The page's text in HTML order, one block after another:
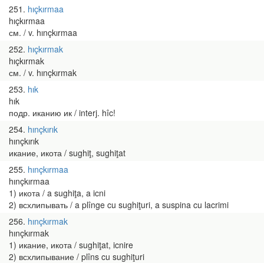
251 hıçkırmaa
hıçkırmaa
см. / v. hınçkırmaa
252 hıçkırmak
hıçkırmak
см. / v. hınçkırmak
253 hık
hık
подр. иканию ик / interj. hîc!
254 hınçkırık
hınçkırık
икание, икота / sughiţ, sughiţat
255 hınçkırmaa
hınçkırmaa
1) икота / a sughiţa, a icni
2) всхлипывать / a plînge cu sughiţuri, a suspina cu lacrimi
256 hınçkırmak
hınçkırmak
1) икание, икота / sughiţat, icnire
2) всхлипывание / plîns cu sughiţuri